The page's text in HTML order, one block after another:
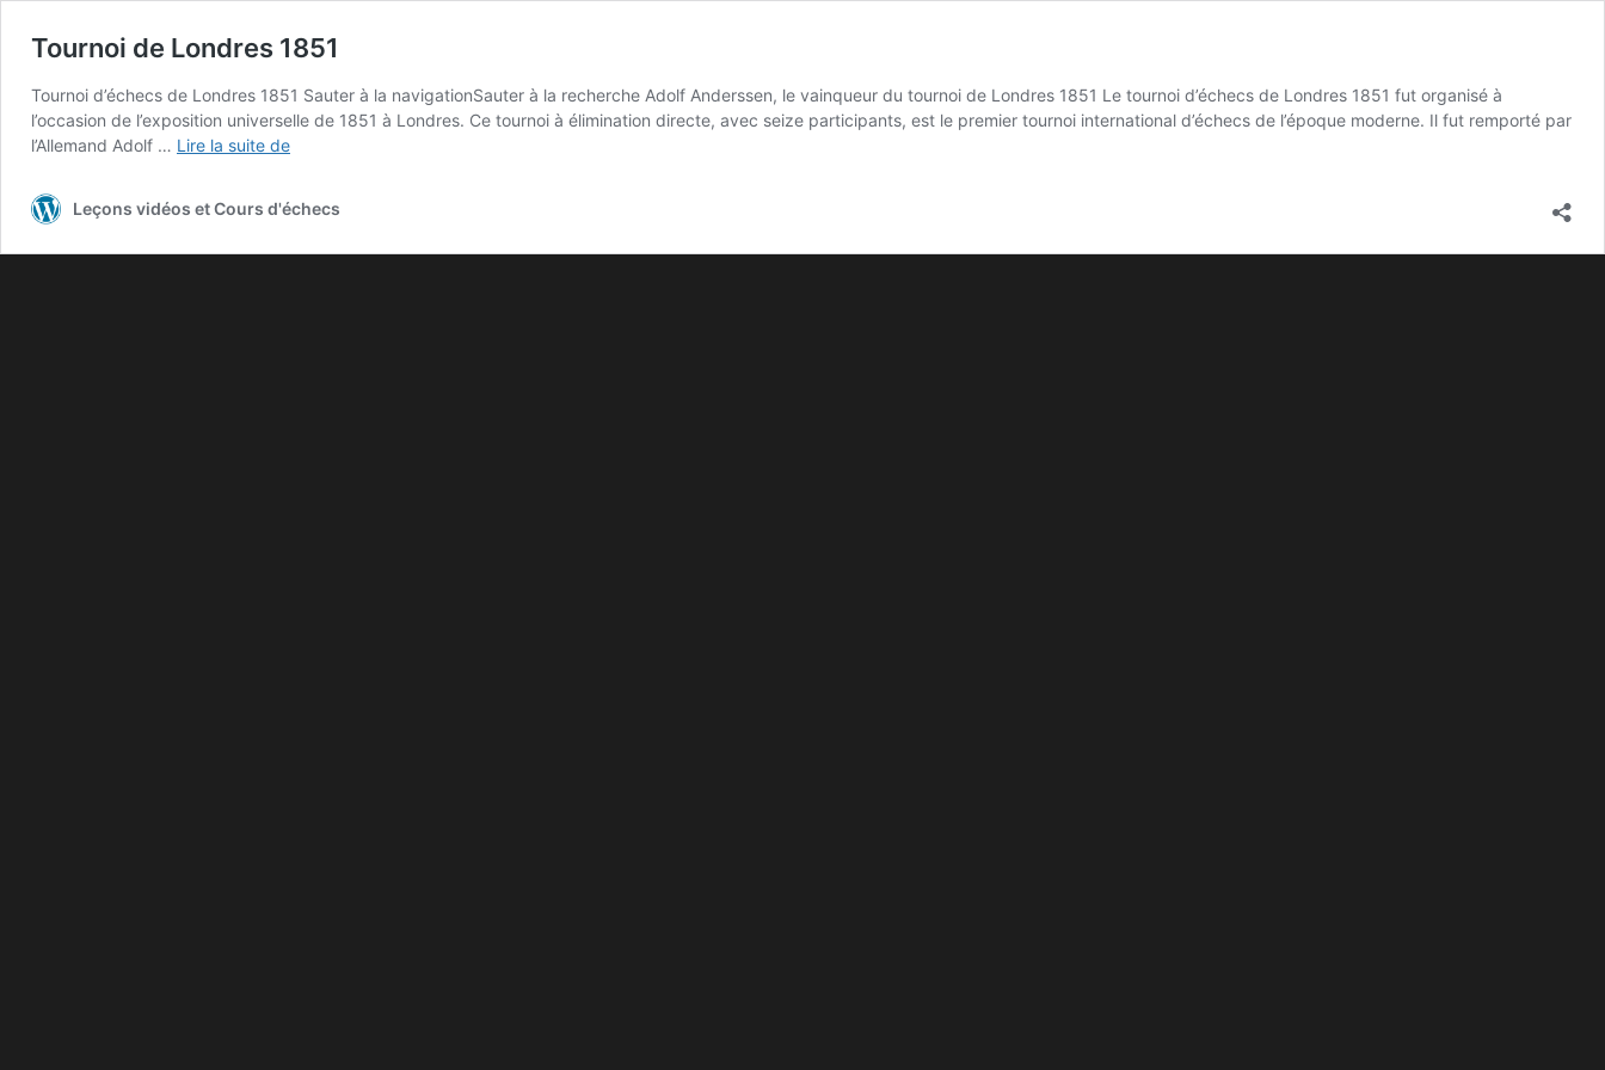
Tournoi de Londres 1851
Tournoi d’échecs de Londres 1851 Sauter à la navigationSauter à la recherche Adolf Anderssen, le vainqueur du tournoi de Londres 1851 Le tournoi d’échecs de Londres 1851 fut organisé à
l’occasion de l’exposition universelle de 1851 à Londres. Ce tournoi à élimination directe, avec seize participants, est le premier tournoi international d’échecs de l’époque moderne. Il fut remporté par
l’Allemand Adolf … Lire la suite de
Leçons vidéos et Cours d'échecs